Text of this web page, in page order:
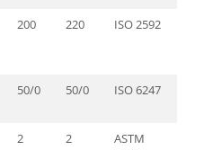
200 220 ISO 2592
50/0 50/0 ISO 6247
2 2
ASTM